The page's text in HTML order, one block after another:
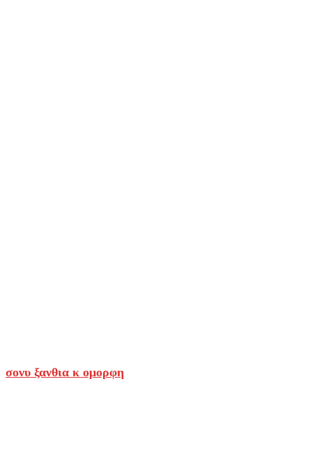
σονυ ξανθια κ ομορφη